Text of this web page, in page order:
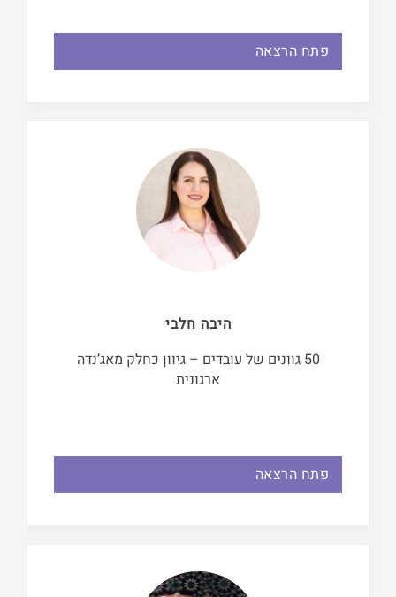
פתח הרצאה
היבה חלבי
50 גוונים של עובדים – גיוון כחלק מאג’נדה
ארגונית
פתח הרצאה